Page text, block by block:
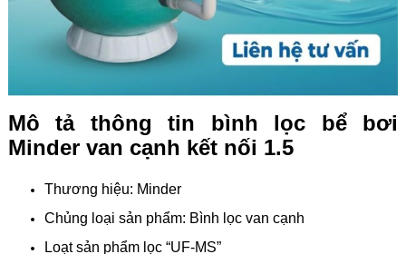
Mô tả thông tin bình lọc bể bơi
Minder van cạnh kết nối 1.5
Thương hiệu: Minder
Chủng loại sản phẩm: Bình lọc van cạnh
Loạt sản phẩm lọc “UF-MS”